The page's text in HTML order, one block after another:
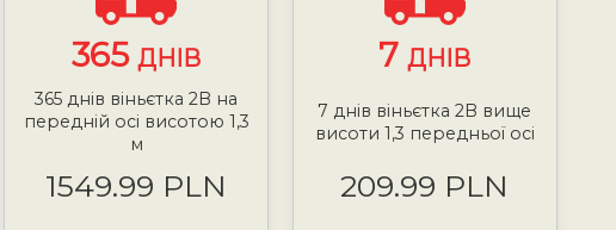
365 ДНІВ
365 днів віньєтка 2B на
передній осі висотою 1,3
м
1549.99 PLN
7ДНІВ
7 днів віньєтка 2B вище
висоти 1,3 передньої осі
209.99 PLN